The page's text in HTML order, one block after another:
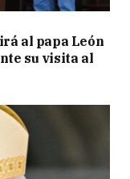
al papa León
su visita al